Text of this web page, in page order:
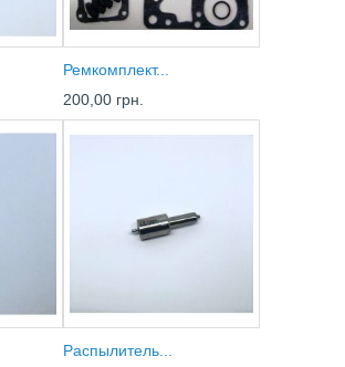
Ремкомплект...
200,00 грн.
Распылитель...